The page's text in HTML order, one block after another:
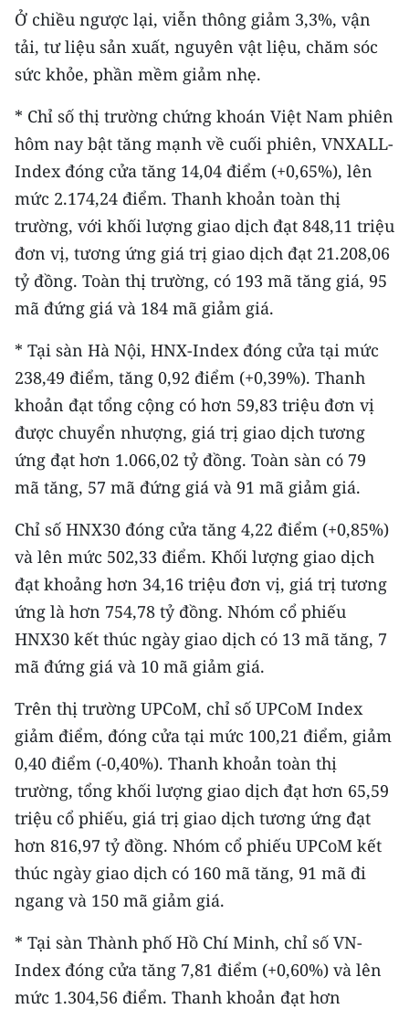
ENGLISH
中文
РУССКИЙ
ESPAÑOL
한국어
Ở chiều ngược lại, viễn thông giảm 3,3%, vận
tải, tư liệu sản xuất, nguyên vật liệu, chăm sóc
sức khỏe, phần mềm giảm nhẹ.
* Chỉ số thị trường chứng khoán Việt Nam phiên
hôm nay bật tăng mạnh về cuối phiên, VNXALL-
Index đóng cửa tăng 14,04 điểm (+0,65%), lên
mức 2.174,24 điểm. Thanh khoản toàn thị
trường, với khối lượng giao dịch đạt 848,11 triệu
đơn vị, tương ứng giá trị giao dịch đạt 21.208,06
tỷ đồng. Toàn thị trường, có 193 mã tăng giá, 95
mã đứng giá và 184 mã giảm giá.
* Tại sàn Hà Nội, HNX-Index đóng cửa tại mức
238,49 điểm, tăng 0,92 điểm (+0,39%). Thanh
khoản đạt tổng cộng có hơn 59,83 triệu đơn vị
được chuyển nhượng, giá trị giao dịch tương
ứng đạt hơn 1.066,02 tỷ đồng. Toàn sàn có 79
mã tăng, 57 mã đứng giá và 91 mã giảm giá.
Chỉ số HNX30 đóng cửa tăng 4,22 điểm (+0,85%)
và lên mức 502,33 điểm. Khối lượng giao dịch
đạt khoảng hơn 34,16 triệu đơn vị, giá trị tương
ứng là hơn 754,78 tỷ đồng. Nhóm cổ phiếu
HNX30 kết thúc ngày giao dịch có 13 mã tăng, 7
mã đứng giá và 10 mã giảm giá.
Trên thị trường UPCoM, chỉ số UPCoM Index
giảm điểm, đóng cửa tại mức 100,21 điểm, giảm
0,40 điểm (-0,40%). Thanh khoản toàn thị
trường, tổng khối lượng giao dịch đạt hơn 65,59
triệu cổ phiếu, giá trị giao dịch tương ứng đạt
hơn 816,97 tỷ đồng. Nhóm cổ phiếu UPCoM kết
thúc ngày giao dịch có 160 mã tăng, 91 mã đi
ngang và 150 mã giảm giá.
* Tại sàn Thành phố Hồ Chí Minh, chỉ số VN-
Index đóng cửa tăng 7,81 điểm (+0,60%) và lên
mức 1.304,56 điểm. Thanh khoản đạt hơn